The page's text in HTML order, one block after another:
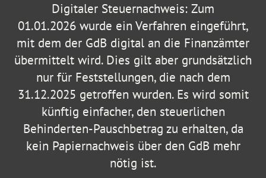
Digitaler Steuernachweis: Zum
01.01.2026 wurde ein Verfahren eingeführt,
mit dem der GdB digital an die Finanzämter
übermittelt wird. Dies gilt aber grundsätzlich
nur für Feststellungen, die nach dem
31.12.2025 getroffen wurden. Es wird somit
künftig einfacher, den steuerlichen
Behinderten-Pauschbetrag zu erhalten, da
kein Papiernachweis über den GdB mehr
nötig ist.